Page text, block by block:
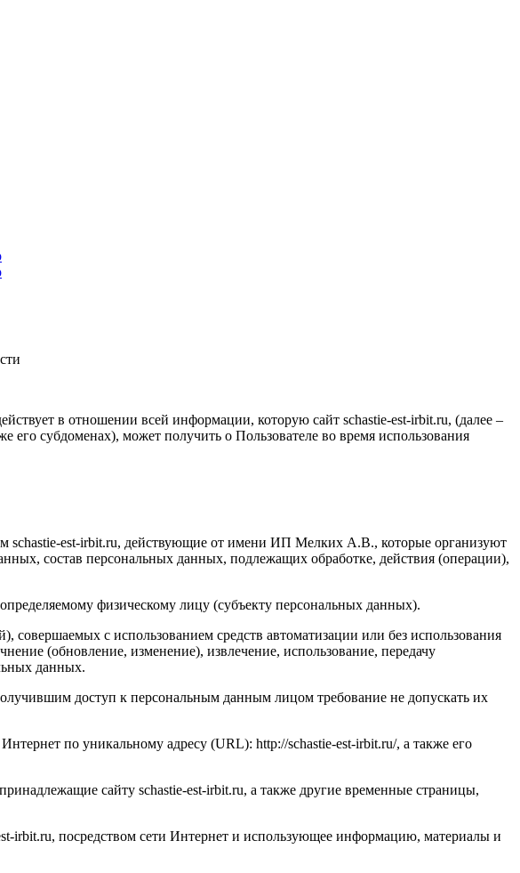
в отношении всей информации, которую сайт schastie-est-irbit.ru, (далее –
его субдоменах), может получить о Пользователе во время использования
schastie-est-irbit.ru, действующие от имени ИП Мелких А.В., которые организуют
состав персональных данных, подлежащих обработке, действия (операции),
физическому лицу (субъекту персональных данных).
с использованием средств автоматизации или без использования
(обновление, изменение), извлечение, использование, передачу
данных.
доступ к персональным данным лицом требование не допускать их
по уникальному адресу (URL): http://schastie-est-irbit.ru/, а также его
сайту schastie-est-irbit.ru, а также другие временные страницы,
-irbit.ru, посредством сети Интернет и использующее информацию, материалы и